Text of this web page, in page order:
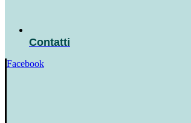
Contatti
Facebook